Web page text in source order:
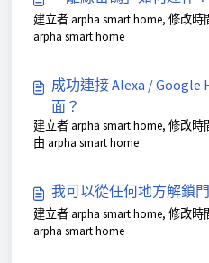
建立者 arpha smart home, 修改時
arpha smart home
成功連接 Alexa /
面？
建立者 arpha smart home, 修改時
由 arpha smart home
我可以從任何地方解鎖
建立者 arpha smart home, 修改時
arpha smart home